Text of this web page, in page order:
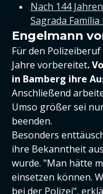
Nach 144
Sagrada
Engelmann
Für den
Jahre vorbereitet.
in Bamberg ihre
Anschließend
Umso größer sei
beenden.
Besonders
ihre Bekanntheit
wurde. "Man hätte
einsetzen können.
bei der Polizei",